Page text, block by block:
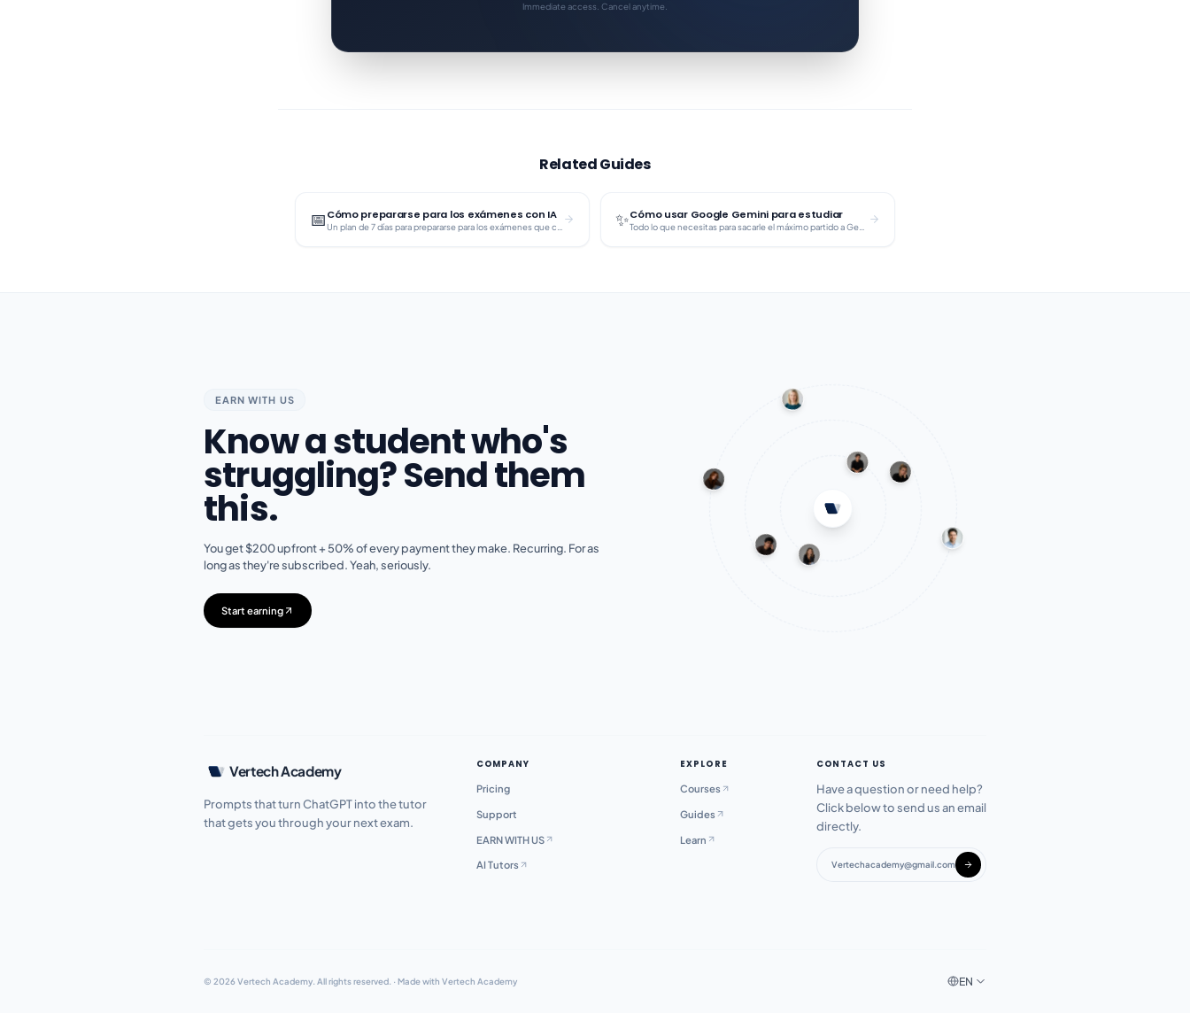
Immediate access. Cancel anytime.
Related Guides
📅Cómo prepararse para los exámenes con IA ✨Cómo usar Google Gemini para estudiar
EARN WITH US
Know a student who's
struggling? Send them
this.
You get $200 upfront + 50% of every payment they make. Recurring. For as
long as they're subscribed. Yeah, seriously.
Start earning
Vertech Academy
Prompts that turn ChatGPT into the tutor
that gets you through your next exam.
COMPANY
Pricing
Support
EARN WITH US
AI Tutors
EXPLORE
Courses
Guides
Learn
CONTACT US
Have a question or need help?
Click below to send us an email
directly.
Vertechacademy@gmail.com
© 2026 Vertech Academy.All rights reserved. ·Made with Vertech Academy EN